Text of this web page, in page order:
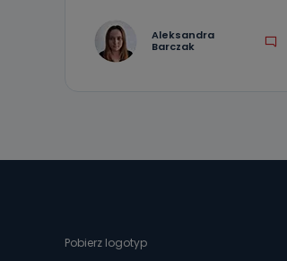
Aleksandra
Barczak
Pobierz logotyp